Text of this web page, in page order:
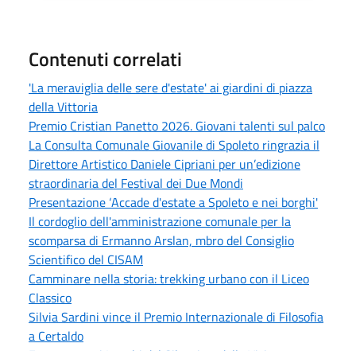
Contenuti correlati
'La meraviglia delle sere d'estate' ai giardini di piazza
della Vittoria
Premio Cristian Panetto 2026. Giovani talenti sul palco
La Consulta Comunale Giovanile di Spoleto ringrazia il
Direttore Artistico Daniele Cipriani per un’edizione
straordinaria del Festival dei Due Mondi
Presentazione ‘Accade d'estate a Spoleto e nei borghi'
Il cordoglio dell'amministrazione comunale per la
scomparsa di Ermanno Arslan, mbro del Consiglio
Scientifico del CISAM
Camminare nella storia: trekking urbano con il Liceo
Classico
Silvia Sardini vince il Premio Internazionale di Filosofia
a Certaldo